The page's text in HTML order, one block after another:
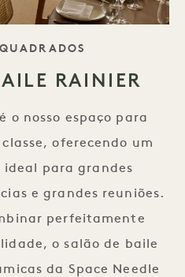
RAINIER
o nosso espaço para
oferecendo um
para grandes
e grandes reuniões.
perfeitamente
o salão de baile
da Space Needle